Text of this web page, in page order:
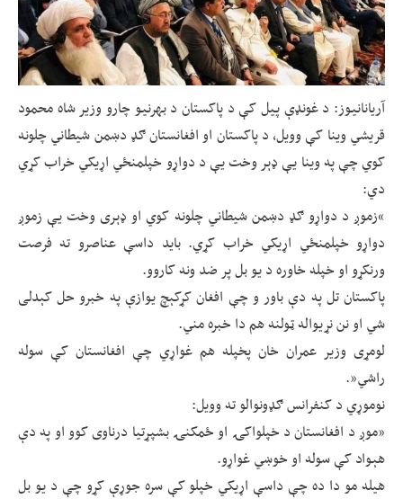
آریانانیوز: د غونډې پیل کې د پاکستان د بهرنیو چارو وزیر شاه محمود
قریشي وینا کې وویل، د پاکستان او افغانستان ګډ دښمن شیطاني چلونه
کوي چې په وینا یې ډېر وخت یې د دواړو خپلمنځي اړیکي خراب کړي
دي:
“زموږ د دواړو ګډ دښمن شیطاني چلونه کوي‌ او ډېری وخت یې زموږ
دواړو خپلمنځي اړیکي خراب کړي. باید داسې عناصرو ته فرصت
ورنکړو او خپله خاوره د یو بل پر ضد ونه کاروو.
پاکستان تل په دې باور و چې افغان کړکېچ یوازې په خبرو حل کېدلی
شي او نن نړیواله ټولنه هم دا خبره مني.‌
لومړی وزیر عمران خان پخپله هم غواړي‌ چې افغانستان کې سوله
راشي”.
نوموړي د کنفرانس ګډونوالو ته وویل:
”موږ د افغانستان د خپلواکۍ او ځمکنۍ بشپړتیا درناوی کوو او په دې
هېواد کې سوله او خوښي غواړو.
‌هیله مو دا ده چې داسې اړیکي خپلو کې سره جوړې کړو چې د یو بل